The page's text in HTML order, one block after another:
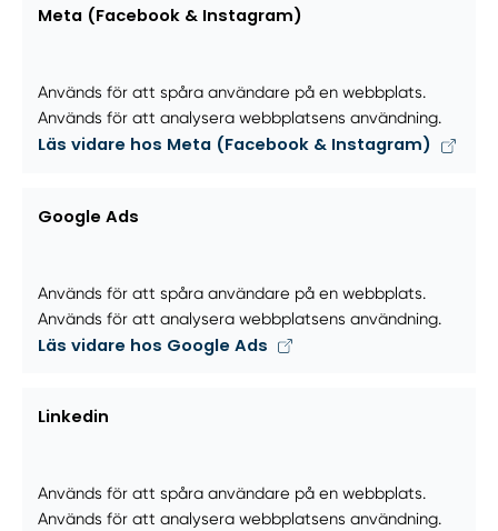
Meta (Facebook & Instagram)
Används för att spåra användare på en webbplats.
Används för att analysera webbplatsens användning.
Läs vidare hos Meta (Facebook & Instagram)
Google Ads
Används för att spåra användare på en webbplats.
Används för att analysera webbplatsens användning.
Läs vidare hos Google Ads
Linkedin
Används för att spåra användare på en webbplats.
Används för att analysera webbplatsens användning.